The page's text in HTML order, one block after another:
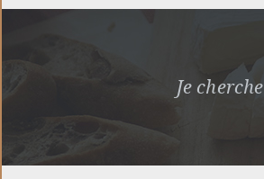
Je cherche